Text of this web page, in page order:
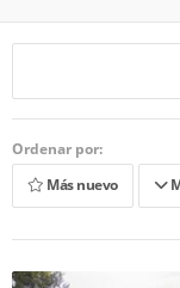
Ordenar por:
Más nuevo